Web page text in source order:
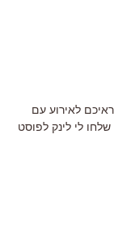
לאירוע עם
לי לינק לפוסט